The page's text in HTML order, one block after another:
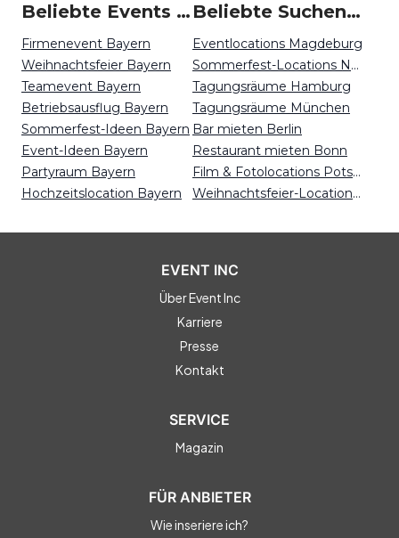
Beliebte Events in Bayern
Firmenevent Bayern
Weihnachtsfeier Bayern
Teamevent Bayern
Betriebsausflug Bayern
Sommerfest-Ideen Bayern
Event-Ideen Bayern
Partyraum Bayern
Hochzeitslocation Bayern
Beliebte Suchen auf Event Inc
Eventlocations Magdeburg
Sommerfest-Locations Nürnberg
Tagungsräume Hamburg
Tagungsräume München
Bar mieten Berlin
Restaurant mieten Bonn
Film & Fotolocations Potsdam
Weihnachtsfeier-Locations Münster
EVENT INC
Über Event Inc
Karriere
Presse
Kontakt
SERVICE
Magazin
FÜR ANBIETER
Wie inseriere ich?